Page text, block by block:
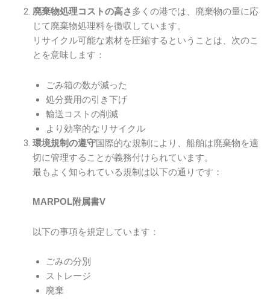
廃棄物処理コストの高さ多くの港では、廃棄物の量に応
じて廃棄物処理料を徴収しています。
リサイクル可能な素材を圧縮するということは、次のこ
とを意味します：
ごみ箱の数が減った
処分費用の引き下げ
輸送コストの削減
より効率的なリサイクル
環境規制の遵守国際的な規制により、船舶は廃棄物を適
切に管理することが義務付けられています。
最もよく知られている規制は以下の通りです：
MARPOL附属書V
以下の事項を規定しています：
ごみの分別
ストレージ
廃棄